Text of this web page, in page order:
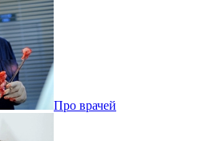
Про врачей